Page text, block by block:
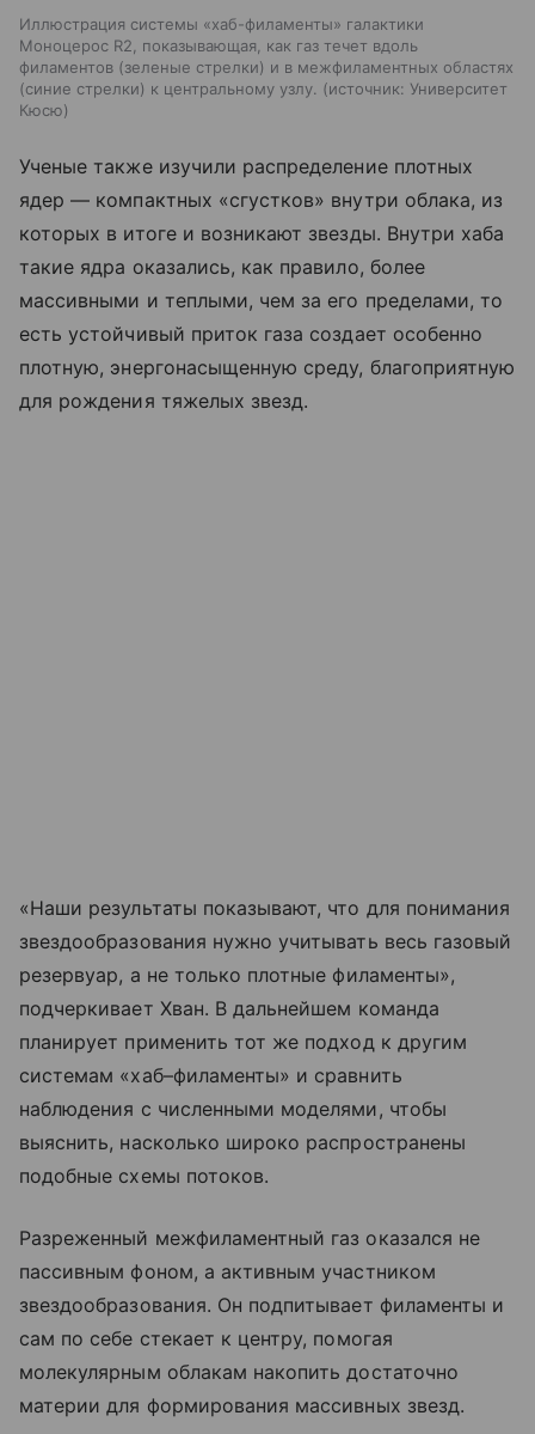
Иллюстрация системы «хаб-филаменты» галактики
Моноцерос R2, показывающая, как газ течет вдоль
филаментов (зеленые стрелки) и в межфиламентных областях
(синие стрелки) к центральному узлу.
источник: Университет
Кюсю
Ученые также изучили распределение плотных
ядер — компактных «сгустков» внутри облака, из
которых в итоге и возникают звезды. Внутри хаба
такие ядра оказались, как правило, более
массивными и теплыми, чем за его пределами, то
есть устойчивый приток газа создает особенно
плотную, энергонасыщенную среду, благоприятную
для рождения тяжелых звезд.
«Наши результаты показывают, что для понимания
звездообразования нужно учитывать весь газовый
резервуар, а не только плотные филаменты»,
подчеркивает Хван. В дальнейшем команда
планирует применить тот же подход к другим
системам «хаб–филаменты» и сравнить
наблюдения с численными моделями, чтобы
выяснить, насколько широко распространены
подобные схемы потоков.
Разреженный межфиламентный газ оказался не
пассивным фоном, а активным участником
звездообразования. Он подпитывает филаменты и
сам по себе стекает к центру, помогая
молекулярным облакам накопить достаточно
материи для формирования массивных звезд.